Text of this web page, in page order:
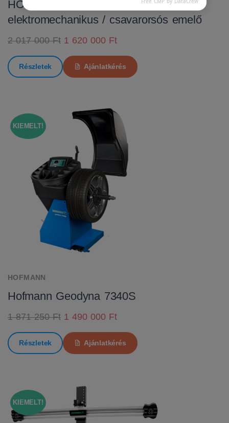
HOFMANN MTF 3000 C
elektromechanikus / csavarorsós emelő
2 017 000 Ft 1 620 000 Ft
Részletek Ajánlatkérés
KIEMELT!
HOFMANN
Hofmann Geodyna 7340S
1 871 250 Ft 1 490 000 Ft
Részletek Ajánlatkérés
KIEMELT!